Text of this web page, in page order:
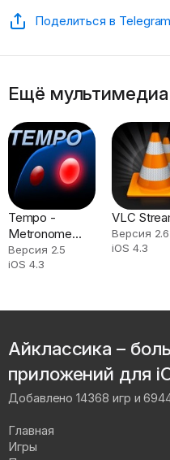
Поделиться в Telegram
Ещё мультимедиа
Tempo -
Metronome
with Setlist
Версия 2.5
iOS 4.3
VLC
Версия
iOS 4.3
Айклассика –
приложений для
Добавлено 14368 игр и
Главная
Игры